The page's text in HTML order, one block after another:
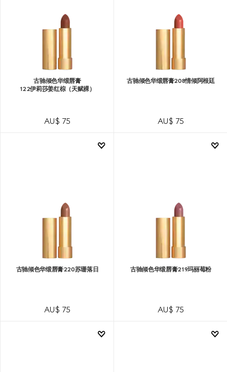
古驰倾色华缎唇膏
122伊莉莎姜红棕（天赋裸）
AU$ 75
古驰倾色华缎唇膏208情倾阿根廷
AU$ 75
古驰倾色华缎唇膏220苏珊落日
AU$ 75
古驰倾色华缎唇膏219玛丽莓粉
AU$ 75